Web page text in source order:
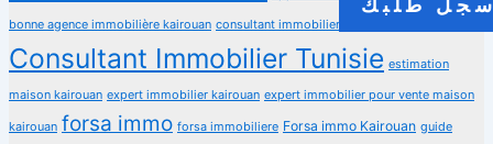
طلبك
bonne agence immobilière kairouan consultant immobilier kairouan
Consultant Immobilier Tunisie estimation
maison kairouan expert immobilier kairouan expert immobilier pour vente maison
kairouan forsa immo forsa immobiliere Forsa immo Kairouan guide